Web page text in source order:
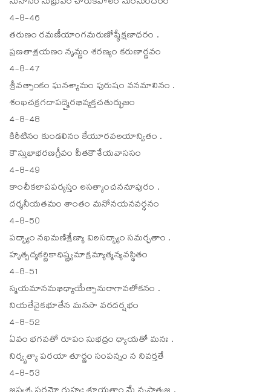
4-8-46
తరుణం రమణీయాంగమరుణోష్ఠేక్షణాధరం .
ప్రణతాశ్రయణం నృమ్ణం శరణ్యం కరుణార్ణవం
4-8-47
శ్రీవత్సాంకం ఘనశ్యామం పురుషం వనమాలినం .
శంఖచక్రగదాపద్మైరభివ్యక్తచతుర్భుజం
4-8-48
కిరీటినం కుండలినం కేయూరవలయాన్వితం .
కౌస్తుభాభరణగ్రీవం పీతకౌశేయవాససం
4-8-49
కాంచీకలాపపర్యస్తం లసత్కాంచననూపురం .
దర్శనీయతమం శాంతం మనోనయనవర్ధనం
4-8-50
పద్భ్యాం నఖమణిశ్రేణ్యా విలసద్భ్యాం సమర్చతాం .
హృత్పద్మకర్ణికాధిష్ణ్యమాక్రమ్యాత్మన్యవస్థితం
4-8-51
స్మయమానమభిధ్యాయేత్సానురాగావలోకనం .
నియతేనైకభూతేన మనసా వరదర్షభం
4-8-52
ఏవం భగవతో రూపం సుభద్రం ధ్యాయతో మనః .
నిర్వృత్యా పరయా తూర్ణం సంపన్నం న నివర్తతే
4-8-53